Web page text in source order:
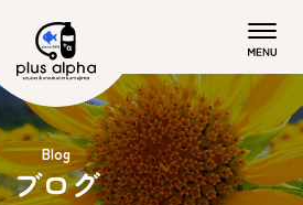
Blog
ブログ